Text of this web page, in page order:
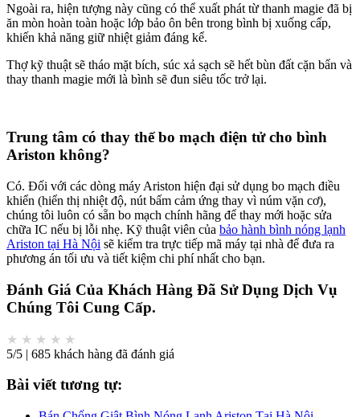
Ngoài ra, hiện tượng này cũng có thể xuất phát từ thanh magie đã bị
ăn mòn hoàn toàn hoặc lớp bảo ôn bên trong bình bị xuống cấp,
khiến khả năng giữ nhiệt giảm đáng kể.
Thợ kỹ thuật sẽ tháo mặt bích, súc xả sạch sẽ hết bùn đất cặn bẩn và
thay thanh magie mới là bình sẽ đun siêu tốc trở lại.
Trung tâm có thay thế bo mạch điện tử cho bình
Ariston không?
Có. Đối với các dòng máy Ariston hiện đại sử dụng bo mạch điều
khiển (hiển thị nhiệt độ, nút bấm cảm ứng thay vì núm vặn cơ),
chúng tôi luôn có sẵn bo mạch chính hãng để thay mới hoặc sửa
chữa IC nếu bị lỗi nhẹ. Kỹ thuật viên của bảo hành bình nóng lạnh
Ariston tại Hà Nội sẽ kiểm tra trực tiếp mã máy tại nhà để đưa ra
phương án tối ưu và tiết kiệm chi phí nhất cho bạn.
Đánh Giá Của Khách Hàng Đã Sử Dụng Dịch Vụ
Chúng Tôi Cung Cấp.
★ ★ ★ ★ ★
5/5 | 685 khách hàng đã đánh giá
Bài viết tương tự: